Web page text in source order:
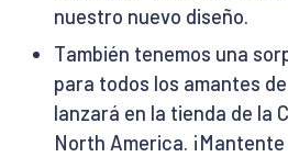
nuestro nuevo diseño.
También tenemos una
para todos los amantes
lanzará en la tienda de la
North America.